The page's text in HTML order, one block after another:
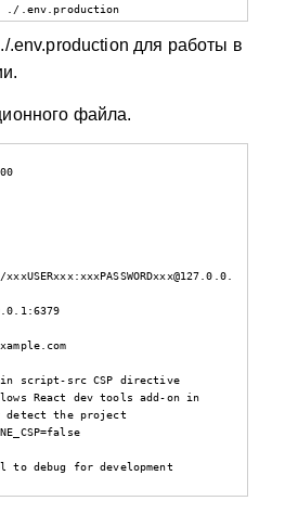
./.env.production
для работы в
файла.
script-src CSP directive
React dev tools add-on in
detect the project
debug for development